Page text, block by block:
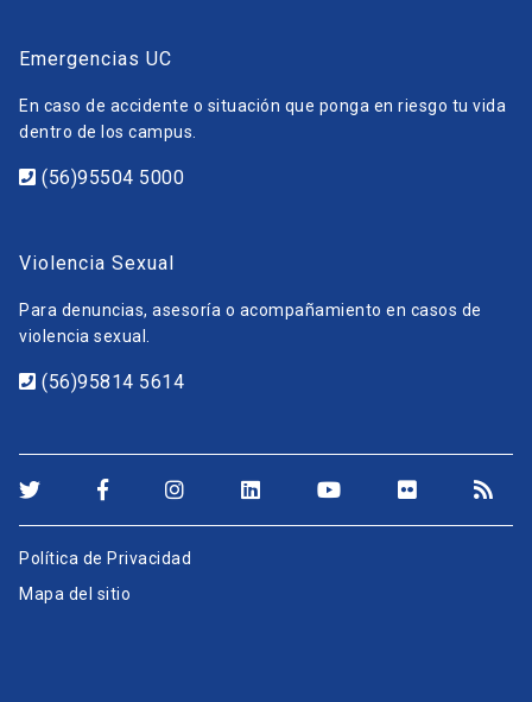
Emergencias UC
En caso de accidente o situación que ponga en riesgo tu vida
dentro de los campus.
(56)95504 5000
Violencia Sexual
Para denuncias, asesoría o acompañamiento en casos de
violencia sexual.
(56)95814 5614
Política de Privacidad
Mapa del sitio